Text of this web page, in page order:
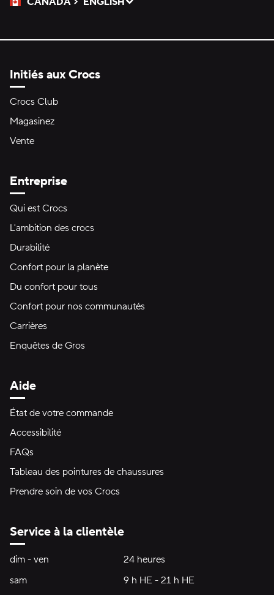
Veuillez sélectionner une langue
Sélectionné
Initiés aux Crocs
Crocs Club
Magasinez
Vente
Entreprise
Qui est Crocs
L'ambition des crocs
Durabilité
Confort pour la planète
Du confort pour tous
Confort pour nos communautés
Carrières
Enquêtes de Gros
Aide
État de votre commande
Accessibilité
FAQs
Tableau des pointures de chaussures
Prendre soin de vos Crocs
Service à la clientèle
Heures d'ouverture:
dim - ven dimanche à vendredi24 heures24 heures
sam
9 h HE - 21 h HE9 h HE - 21 h HE